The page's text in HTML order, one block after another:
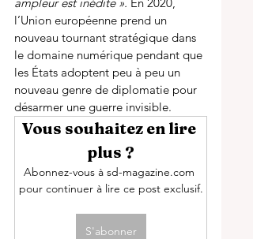
l’Union européenne prend un
nouveau tournant stratégique dans
le domaine numérique pendant que
les États adoptent peu à peu un
nouveau genre de diplomatie pour
désarmer une guerre invisible.
Vous souhaitez en lire
plus ?
Abonnez-vous à sd-magazine.com
pour continuer à lire ce post exclusif.
S'abonner